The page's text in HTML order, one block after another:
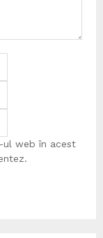
ul web în acest